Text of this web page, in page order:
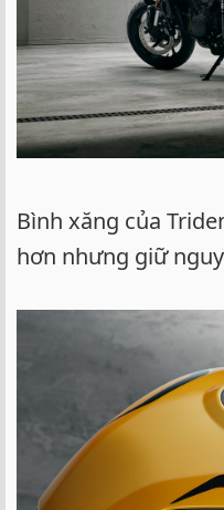
Bình xăng của
hơn nhưng giữ